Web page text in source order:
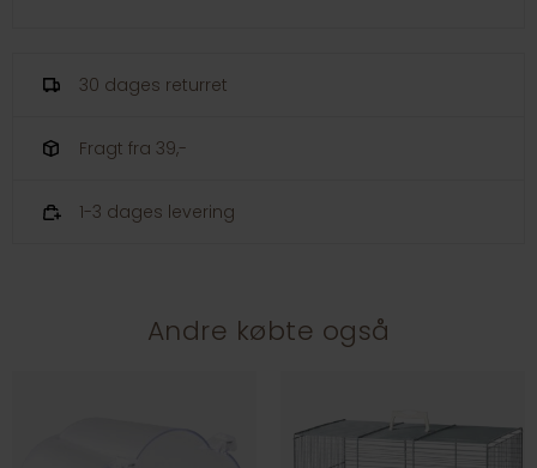
30 dages returret
Fragt fra 39,-
1-3 dages levering
Andre købte også